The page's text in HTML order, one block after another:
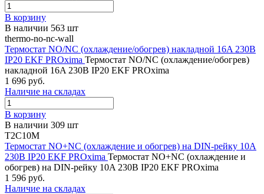
В корзину
В наличии 563 шт
thermo-no-nc-wall
Термостат NO/NC (охлаждение/обогрев) накладной 16A 230В
IP20 EKF PROxima Термостат NO/NC (охлаждение/обогрев)
накладной 16A 230В IP20 EKF PROxima
1 696 руб.
Наличие на складах
В корзину
В наличии 309 шт
T2C10M
Термостат NO+NC (охлаждение и обогрев) на DIN-рейку 10A
230В IP20 EKF PROxima Термостат NO+NC (охлаждение и
обогрев) на DIN-рейку 10A 230В IP20 EKF PROxima
1 596 руб.
Наличие на складах